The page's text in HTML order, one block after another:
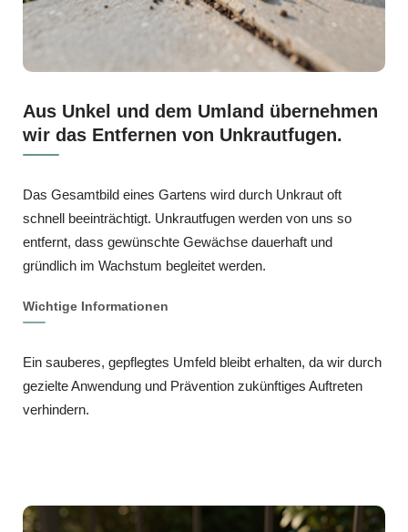
Aus Unkel und dem Umland übernehmen
wir das Entfernen von Unkrautfugen.
Das Gesamtbild eines Gartens wird durch Unkraut oft
schnell beeinträchtigt. Unkrautfugen werden von uns so
entfernt, dass gewünschte Gewächse dauerhaft und
gründlich im Wachstum begleitet werden.
Wichtige Informationen
Ein sauberes, gepflegtes Umfeld bleibt erhalten, da wir durch
gezielte Anwendung und Prävention zukünftiges Auftreten
verhindern.